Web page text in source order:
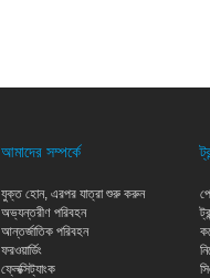
আমাদের সম্পর্কে
যুক্ত হােন, এরপর যাত্রা শুরু করুন
অভ্যন্তরীণ পরিবহন
আন্তর্জাতিক পরিবহন
ফরওয়ার্ডিং
ফ্লেক্সিট্যাংক